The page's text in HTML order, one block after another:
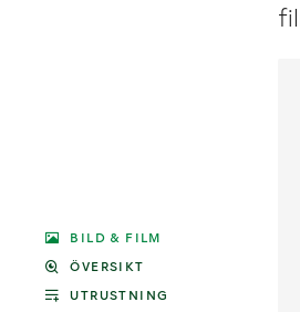
BILD & FILM
ÖVERSIKT
UTRUSTNING